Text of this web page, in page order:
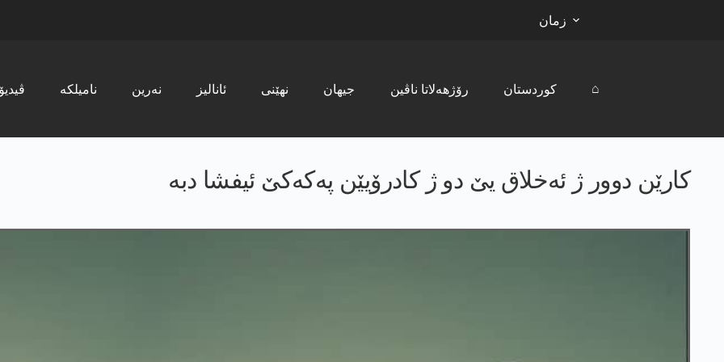
زمان
ڤیدیۆ نامیلکە نەرین ئانالیز نھێنی جیھان رۆژھەلاتا ناڤین کوردستان ⌂
کارێن دوور ژ ئەخلاق یێ دو ژ کادرۆیێن پەکەکێ ئیفشا دبە